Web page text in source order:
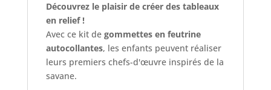
Découvrez le plaisir de créer des tableaux
en relief !
Avec ce kit de gommettes en feutrine
autocollantes, les enfants peuvent réaliser
leurs premiers chefs-d'œuvre inspirés de la
savane.